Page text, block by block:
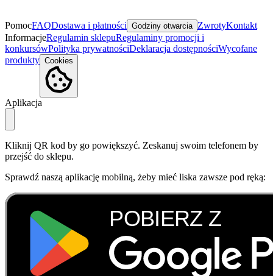
PomocFAQDostawa i płatności Godziny otwarcia ZwrotyKontakt
InformacjeRegulamin sklepuRegulaminy promocji i
konkursówPolityka prywatnościDeklaracja dostępnościWycofane
produkty Cookies
Aplikacja
Kliknij QR kod by go powiększyć. Zeskanuj swoim telefonem by
przejść do sklepu.
Sprawdź naszą aplikację mobilną, żeby mieć liska zawsze pod ręką: